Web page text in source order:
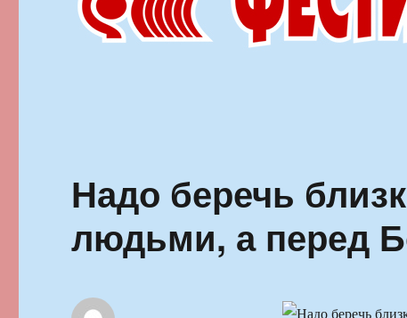
Надо беречь
людьми, а перед